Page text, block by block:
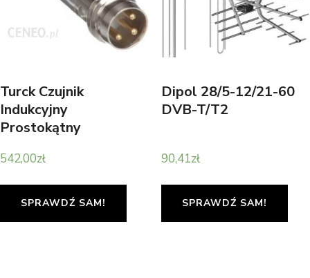
Turck Czujnik
Indukcyjny
Prostokątny
542,00zł
SPRAWDŹ SAM!
Dipol 28/5-12/21-60
DVB-T/T2
90,41zł
SPRAWDŹ SAM!